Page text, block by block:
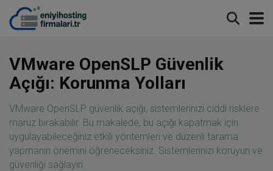
VMware OpenSLP Güvenlik
Açığı: Korunma Yolları
VMware OpenSLP güvenlik açığı, sistemlerinizi ciddi risklere
maruz bırakabilir. Bu makalede, bu açığı kapatmak için
uygulayabileceğiniz etkili yöntemleri ve düzenli tarama
yapmanın önemini öğreneceksiniz. Sistemlerinizi koruyun ve
güvenliği sağlayın.